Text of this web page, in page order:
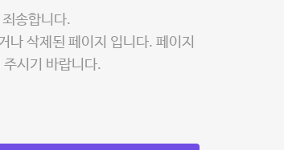
송합니다.
나 삭제된 페이지 입니다. 페이지
시기 바랍니다.